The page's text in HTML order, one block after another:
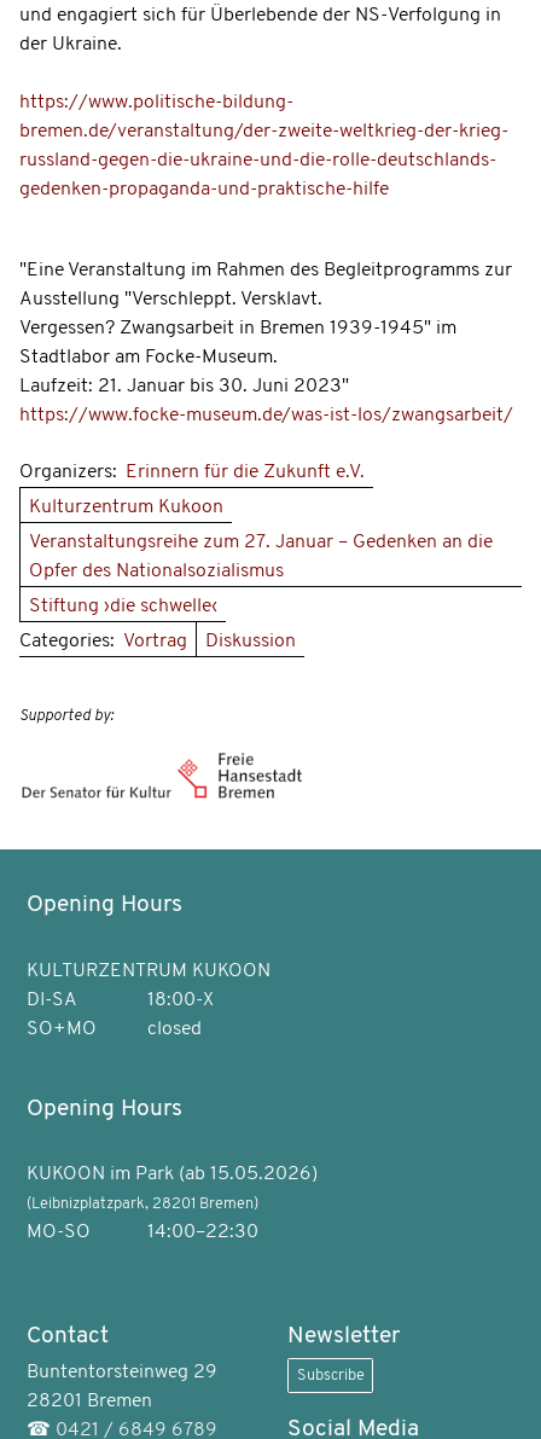
und engagiert sich für Überlebende der NS-Verfolgung in
der Ukraine.
https://www.politische-bildung-
bremen.de/veranstaltung/der-zweite-weltkrieg-der-krieg-
russland-gegen-die-ukraine-und-die-rolle-deutschlands-
gedenken-propaganda-und-praktische-hilfe
"Eine Veranstaltung im Rahmen des Begleitprogramms zur
Ausstellung "Verschleppt. Versklavt.
Vergessen? Zwangsarbeit in Bremen 1939-1945" im
Stadtlabor am Focke-Museum.
Laufzeit: 21. Januar bis 30. Juni 2023"
https://www.focke-museum.de/was-ist-los/zwangsarbeit/
Organizers:
Erinnern für die Zukunft e.V.
Kulturzentrum Kukoon
Veranstaltungsreihe zum 27. Januar – Gedenken an die
Opfer des Nationalsozialismus
Stiftung ›die schwelle‹
Categories: Vortrag Diskussion
Supported by:
Opening Hours
KULTURZENTRUM KUKOON
DI-SA
18:00-X
SO+MO
closed
Opening Hours
KUKOON im Park (ab 15.05.2026)
(Leibnizplatzpark, 28201 Bremen)
MO-SO 14:00–22:30
Contact
Buntentorsteinweg 29
28201 Bremen
☎ 0421 / 6849 6789
Newsletter
Subscribe
Social Media